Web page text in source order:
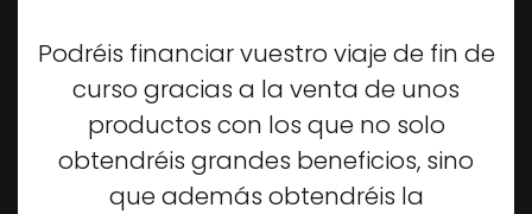
Podréis financiar vuestro viaje de fin de
curso gracias a la venta de unos
productos con los que no solo
obtendréis grandes beneficios, sino
que además obtendréis la